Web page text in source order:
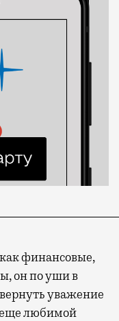
финансовые,
он по уши в
уважение
еще любимой